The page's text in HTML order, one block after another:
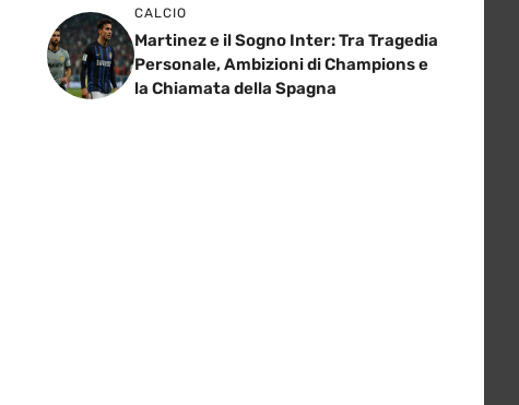
CALCIO
Martinez e il Sogno Inter: Tra Tragedia
Personale, Ambizioni di Champions e
la Chiamata della Spagna